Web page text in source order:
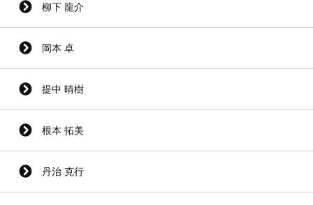
柳下 龍介
岡本 卓
提中 晴樹
根本 拓美
丹治 克行